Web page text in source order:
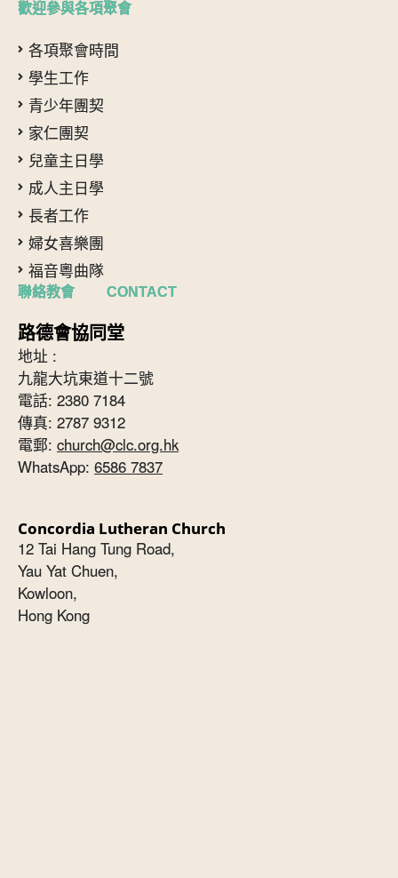
歡迎參與各項聚會
各項聚會時間
學生工作
青少年團契
家仁團契
兒童主日學
成人主日學
長者工作
婦女喜樂團
福音粵曲隊
聯絡教會 CONTACT
路德會協同堂
地址 :
九龍大坑東道十二號
電話: 2380 7184
傳真: 2787 9312
電郵: church@clc.org.hk
WhatsApp: 6586 7837
Concordia Lutheran Church
12 Tai Hang Tung Road,
Yau Yat Chuen,
Kowloon,
Hong Kong